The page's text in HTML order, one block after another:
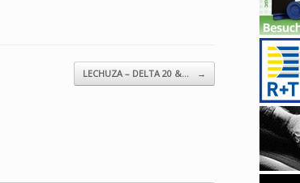
LECHUZA – DELTA 20 &… →